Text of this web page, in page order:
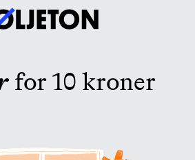
for 10 kroner